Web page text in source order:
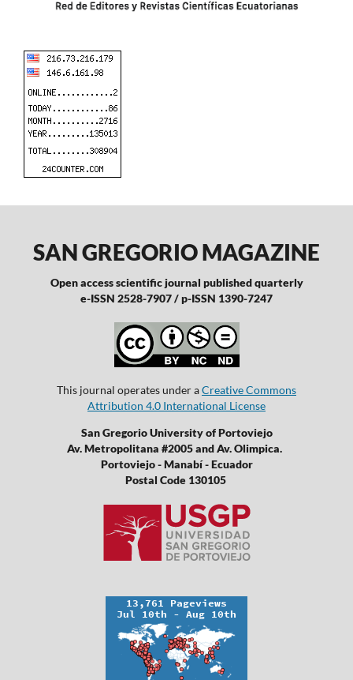
SAN GREGORIO MAGAZINE
Open access scientific journal published quarterly
e-ISSN 2528-7907 / p-ISSN 1390-7247
This journal operates under aCreative Commons
Attribution 4.0 International License
San Gregorio University of Portoviejo
Av. Metropolitana #2005 and Av. Olimpica.
Portoviejo - Manabí - Ecuador
Postal Code 130105